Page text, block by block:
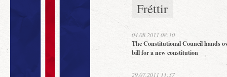
Fréttir
04.08.2011 08:10
The Constitutional Council hands
bill for a new constitution
29.07.2011 11:37